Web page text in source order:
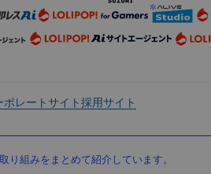
ポレートサイト採用サイト
組みをまとめて紹介しています。